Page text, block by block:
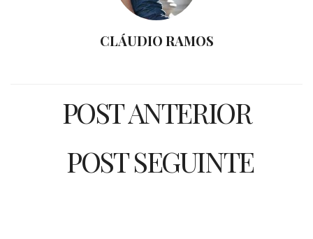
CLÁUDIO RAMOS
POST ANTERIOR
POST SEGUINTE